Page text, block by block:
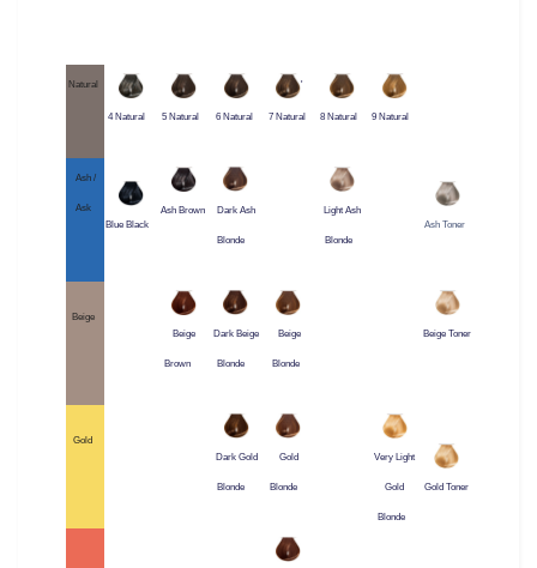
Natural
4 Natural 5 Natural 6 Natural
'
7 Natural 8 Natural 9 Natural
Ash /
Ask
Blue Black
Ash Brown Dark Ash
Blonde
Light Ash
Blonde
Ash Toner
Beige
Beige
Brown
Dark Beige
Blonde
Beige
Blonde
Beige Toner
Gold
Dark Gold
Blonde
Gold
Blonde
Very Light
Gold
Blonde
Gold Toner